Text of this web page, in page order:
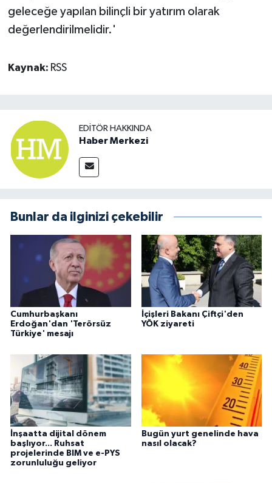
geleceğe yapılan bilinçli bir yatırım olarak
değerlendirilmelidir.'
Kaynak: RSS
EDITÖR HAKKINDA
Haber Merkezi
Bunlar da ilginizi çekebilir
Cumhurbaşkanı
Erdoğan'dan 'Terörsüz
Türkiye' mesajı
İçişleri Bakanı Çiftçi'den
YÖK ziyareti
İnşaatta dijital dönem
başlıyor... Ruhsat
projelerinde BIM ve e-PYS
zorunluluğu geliyor
Bugün yurt genelinde hava
nasıl olacak?